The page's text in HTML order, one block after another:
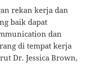
rekan kerja dan
baik dapat
dan
di tempat kerja
Dr. Jessica Brown,